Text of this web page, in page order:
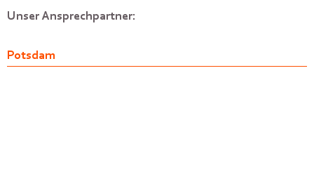
Unser Ansprechpartner:
Potsdam